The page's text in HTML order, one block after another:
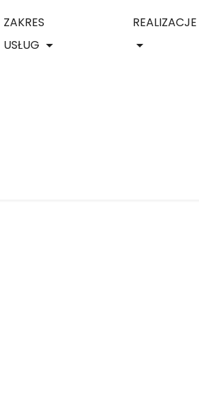
ZAKRES
USŁUG
REALIZACJE